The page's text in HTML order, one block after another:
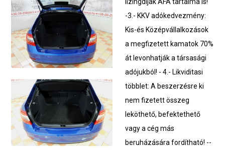
-3.- KKV adókedvezmény:
Kis-és Középvállalkozások
a megfizetett kamatok 70%
át levonhatják a társasági
adójukból! - 4.- Likviditasi
többlet: A beszerzésre ki
nem fizetett összeg
leköthető, befektethető
vagy a cég más
beruházására fordítható! --